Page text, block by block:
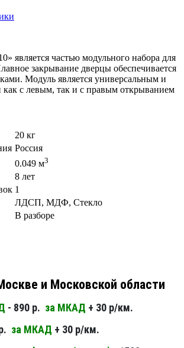
является частью модульного набора для
закрывание дверцы обеспечивается
Модуль является универсальным и
как с левым, так и с правым открыванием
20 кг
Россия
0.049 м3
8 лет
1
ЛДСП, МДФ, Стекло
В разборе
и Московской области
- 890 р. за МКАД + 30 р/км.
за МКАД + 30 р/км.